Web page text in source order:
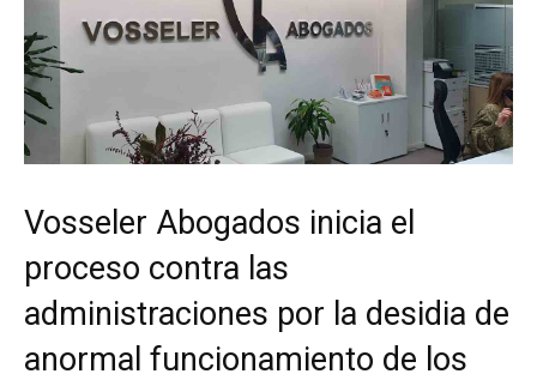
Vosseler Abogados inicia el
proceso contra las
administraciones por la desidia de
anormal funcionamiento de los